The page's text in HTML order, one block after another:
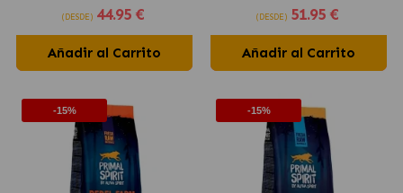
Cerdo, Pollo y Pescado
(DESDE) 44.95 €
Añadir al Carrito
Pescado Fresco y Pollo
(DESDE) 51.95 €
Añadir al Carrito
-15% -15%